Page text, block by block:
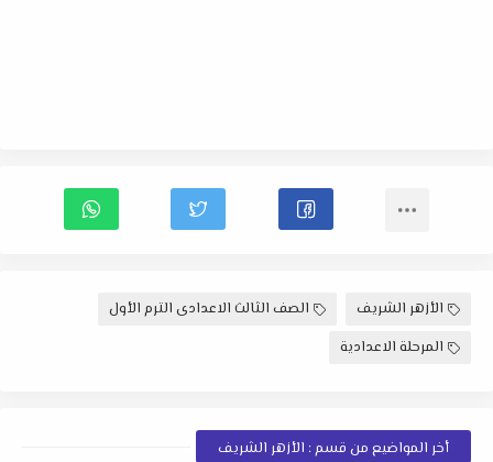
الأزهر الشريف
الصف الثالث الاعدادى الترم الأول
المرحلة الاعدادية
أخر المواضيع من قسم : الأزهر الشريف